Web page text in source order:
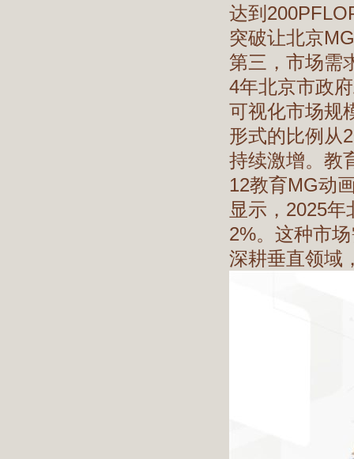
达到
突破让北京
第三，市场需
4年北京市政
可视化市场规
形式的比例从
持续激增。教
12教育MG动
显示，2025
2%。这种市
深耕垂直领域